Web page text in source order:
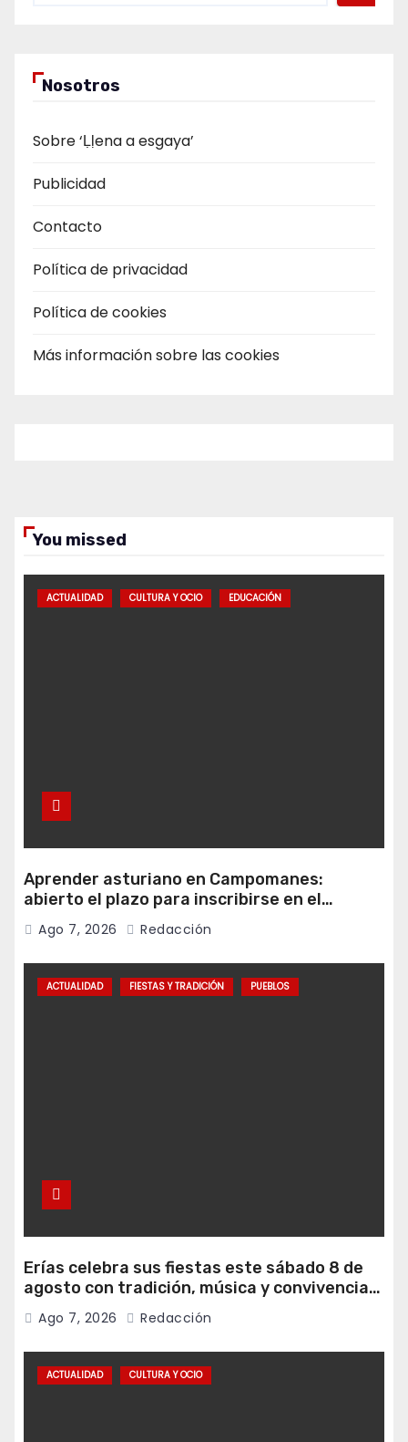
Nosotros
Sobre ‘Ḷḷena a esgaya’
Publicidad
Contacto
Política de privacidad
Política de cookies
Más información sobre las cookies
You missed
ACTUALIDAD CULTURA Y OCIO EDUCACIÓN
Aprender asturiano en Campomanes:
abierto el plazo para inscribirse en el
programa Falamos
Ago 7, 2026 Redacción
ACTUALIDAD FIESTAS Y TRADICIÓN PUEBLOS
Erías celebra sus fiestas este sábado 8 de
agosto con tradición, música y convivencia
vecinal
Ago 7, 2026 Redacción
ACTUALIDAD CULTURA Y OCIO